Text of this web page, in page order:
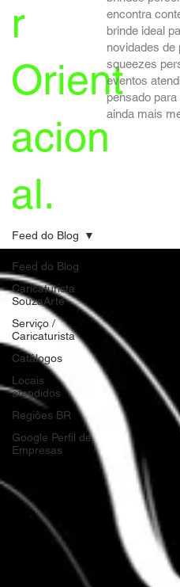
r
Orient
acion
al.
encontra
brinde ideal
novidades
squeezes
eventos
pensado
ainda mais
Feed do Blog
Caricaturista
SouzaArte
Serviço /
Caricaturista
Catálogos
Locais
atendidos
Regiões BR
Google Perfil de
Empresas
Feed do Blog